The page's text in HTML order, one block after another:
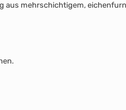
aus mehrschichtigem,